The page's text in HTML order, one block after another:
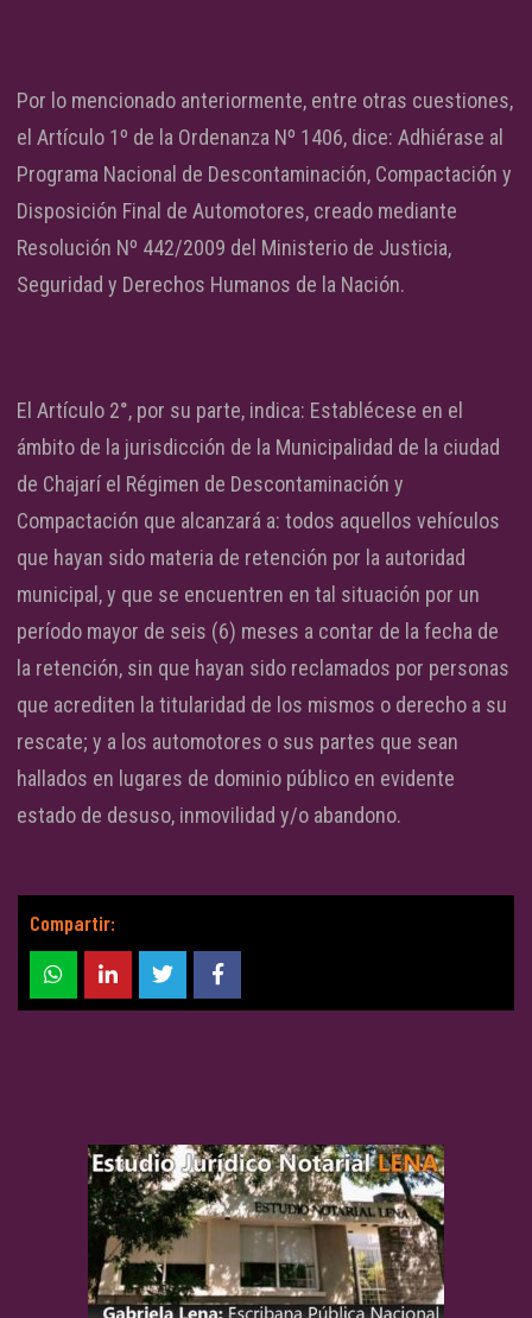
Por lo mencionado anteriormente, entre otras cuestiones,
el Artículo 1º de la Ordenanza Nº 1406, dice: Adhiérase al
Programa Nacional de Descontaminación, Compactación y
Disposición Final de Automotores, creado mediante
Resolución Nº 442/2009 del Ministerio de Justicia,
Seguridad y Derechos Humanos de la Nación.
El Artículo 2°, por su parte, indica: Establécese en el
ámbito de la jurisdicción de la Municipalidad de la ciudad
de Chajarí el Régimen de Descontaminación y
Compactación que alcanzará a: todos aquellos vehículos
que hayan sido materia de retención por la autoridad
municipal, y que se encuentren en tal situación por un
período mayor de seis (6) meses a contar de la fecha de
la retención, sin que hayan sido reclamados por personas
que acrediten la titularidad de los mismos o derecho a su
rescate; y a los automotores o sus partes que sean
hallados en lugares de dominio público en evidente
estado de desuso, inmovilidad y/o abandono.
Compartir: